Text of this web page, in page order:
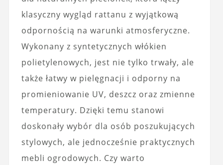
klasyczny wygląd rattanu z wyjątkową
odpornością na warunki atmosferyczne.
Wykonany z syntetycznych włókien
polietylenowych, jest nie tylko trwały, ale
także łatwy w pielęgnacji i odporny na
promieniowanie UV, deszcz oraz zmienne
temperatury. Dzięki temu stanowi
doskonały wybór dla osób poszukujących
stylowych, ale jednocześnie praktycznych
mebli ogrodowych. Czy warto